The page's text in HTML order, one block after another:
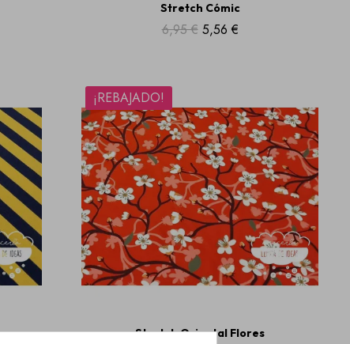
Stretch Cómic
6,95 € 5,56 €
¡REBAJADO!
Stretch Oriental Flores